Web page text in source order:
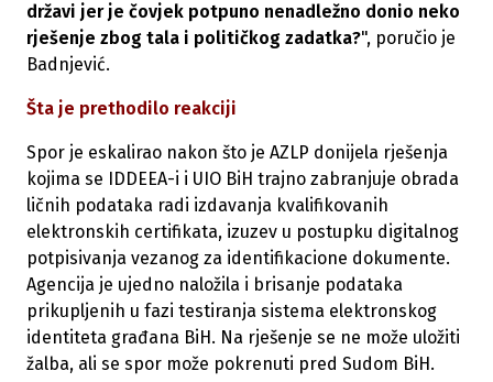
državi jer je čovjek potpuno nenadležno donio neko
rješenje zbog tala i političkog zadatka?", poručio je
Badnjević.
Šta je prethodilo reakciji
Spor je eskalirao nakon što je AZLP donijela rješenja
kojima se IDDEEA-i i UIO BiH trajno zabranjuje obrada
ličnih podataka radi izdavanja kvalifikovanih
elektronskih certifikata, izuzev u postupku digitalnog
potpisivanja vezanog za identifikacione dokumente.
Agencija je ujedno naložila i brisanje podataka
prikupljenih u fazi testiranja sistema elektronskog
identiteta građana BiH. Na rješenje se ne može uložiti
žalba, ali se spor može pokrenuti pred Sudom BiH.